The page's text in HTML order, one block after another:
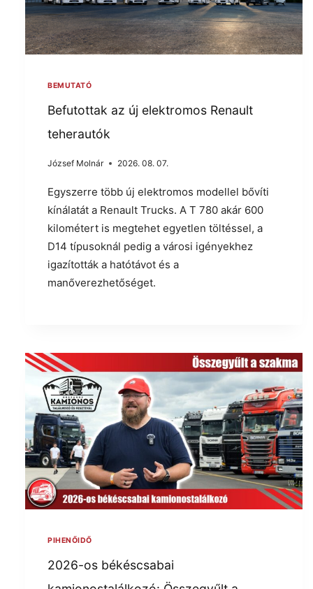
BEMUTATÓ
Befutottak az új elektromos Renault
teherautók
József Molnár 2026. 08. 07.
Egyszerre több új elektromos modellel bővíti
kínálatát a Renault Trucks. A T 780 akár 600
kilométert is megtehet egyetlen töltéssel, a
D14 típusoknál pedig a városi igényekhez
igazították a hatótávot és a
manőverezhetőséget.
PIHENŐIDŐ
2026-os békéscsabai